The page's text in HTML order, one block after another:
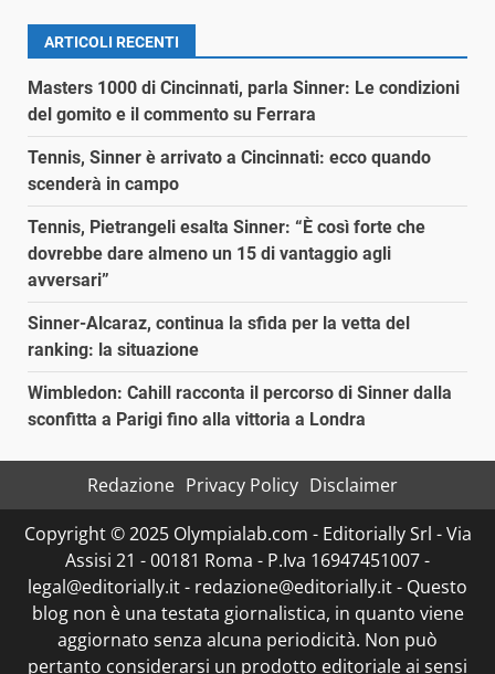
ARTICOLI RECENTI
Masters 1000 di Cincinnati, parla Sinner: Le condizioni
del gomito e il commento su Ferrara
Tennis, Sinner è arrivato a Cincinnati: ecco quando
scenderà in campo
Tennis, Pietrangeli esalta Sinner: “È così forte che
dovrebbe dare almeno un 15 di vantaggio agli
avversari”
Sinner-Alcaraz, continua la sfida per la vetta del
ranking: la situazione
Wimbledon: Cahill racconta il percorso di Sinner dalla
sconfitta a Parigi fino alla vittoria a Londra
Redazione Privacy Policy Disclaimer
Copyright © 2025 Olympialab.com - Editorially Srl - Via
Assisi 21 - 00181 Roma - P.Iva 16947451007 -
legal@editorially.it - redazione@editorially.it - Questo
blog non è una testata giornalistica, in quanto viene
aggiornato senza alcuna periodicità. Non può
pertanto considerarsi un prodotto editoriale ai sensi